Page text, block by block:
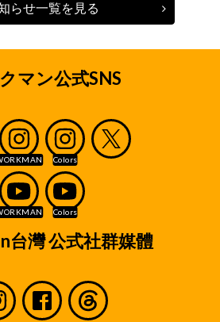
らせ一覧を見る
マン公式SNS
台灣 公式社群媒體